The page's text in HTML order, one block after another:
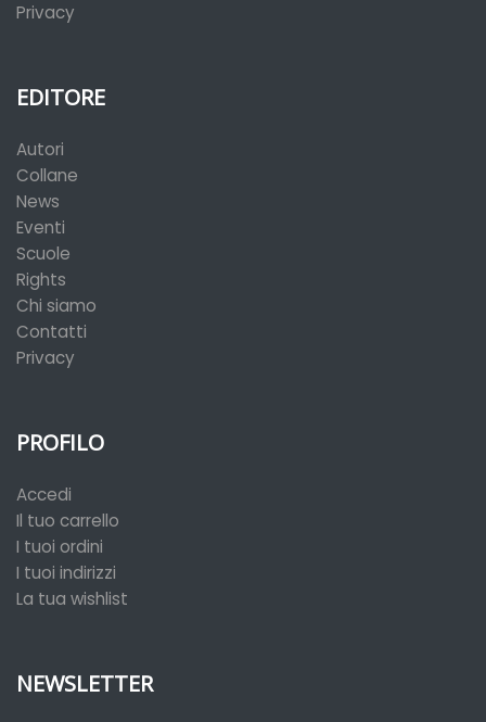
Privacy
EDITORE
Autori
Collane
News
Eventi
Scuole
Rights
Chi siamo
Contatti
Privacy
PROFILO
Accedi
Il tuo carrello
I tuoi ordini
I tuoi indirizzi
La tua wishlist
NEWSLETTER